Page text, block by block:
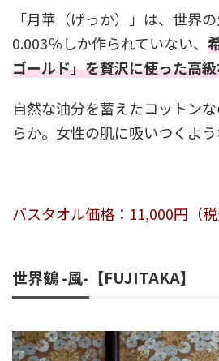
「月華（げっか）」は、世界
0.003％しか作られていない、
ゴールド」を贅沢に使った高
自然な油分を蓄えたコットン
らか。女性の肌に吸いつくよう
バスタオル価格：11,000円（税
世界鶴 -風-【FUJITAKA】